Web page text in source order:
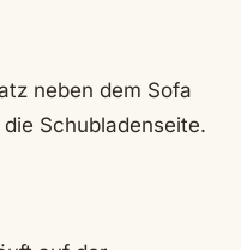
neben dem Sofa
Schubladenseite.